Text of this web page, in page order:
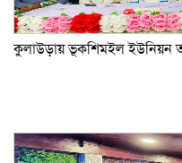
কুলাউড়ায় ভূকশিমইল ইউনিয়ন